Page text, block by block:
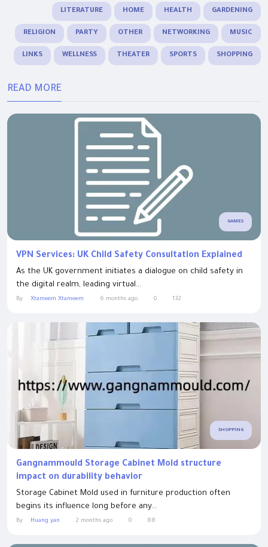
GARDENING
HEALTH
HOME
LITERATURE
MUSIC
NETWORKING
OTHER
PARTY
RELIGION
SHOPPING
SPORTS
THEATER
WELLNESS
LINKS
READ MORE
GAMES
VPN Services: UK Child Safety Consultation Explained
As the UK government initiates a dialogue on child safety in
the digital realm, leading virtual...
By Xtameem Xtameem 6 months ago 0 132
SHOPPING
Gangnammould Storage Cabinet Mold structure
impact on durability behavior
Storage Cabinet Mold used in furniture production often
begins its influence long before any...
By Huang yan 2 months ago 0 88